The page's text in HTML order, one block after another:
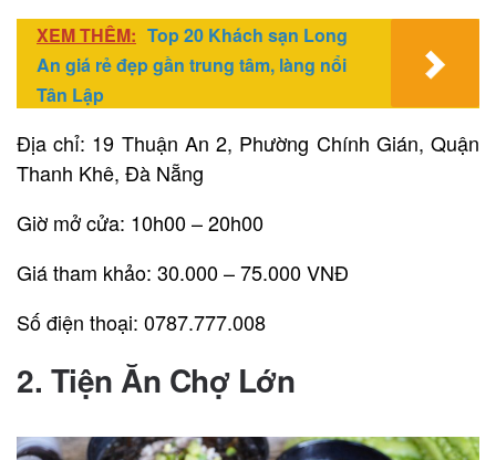
XEM THÊM: Top 20 Khách sạn Long
An giá rẻ đẹp gần trung tâm, làng nổi
Tân Lập
Địa chỉ: 19 Thuận An 2, Phường Chính Gián, Quận
Thanh Khê, Đà Nẵng
Giờ mở cửa: 10h00 – 20h00
Giá tham khảo: 30.000 – 75.000 VNĐ
Số điện thoại: 0787.777.008
2. Tiện Ăn Chợ Lớn